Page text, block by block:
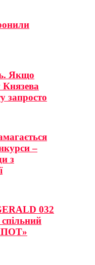
Якщо
Князева
запросто
–
з
032